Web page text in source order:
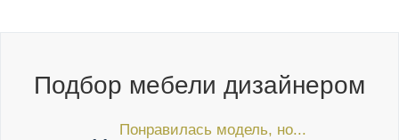
Подбор мебели дизайнером
Понравилась модель, но...